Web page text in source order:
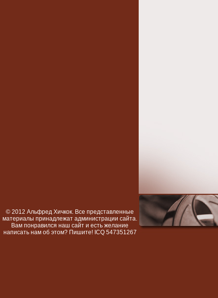
© 2012 Альфред Хичкок. Все представленные
материалы принадлежат администрации сайта.
Вам понравился наш сайт и есть желание
написать нам об этом? Пишите! ICQ 547351267